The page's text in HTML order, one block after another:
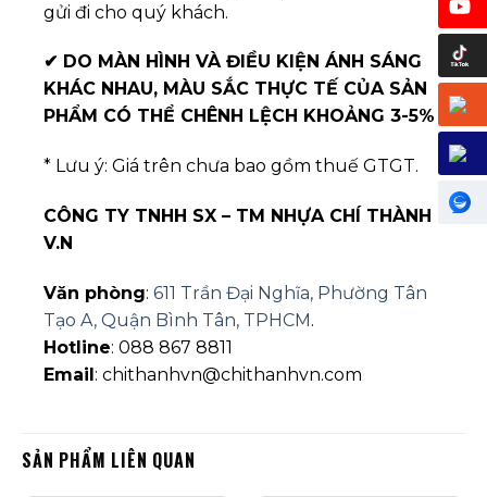
gửi đi cho quý khách.
✔ DO MÀN HÌNH VÀ ĐIỀU KIỆN ÁNH SÁNG
KHÁC NHAU, MÀU SẮC THỰC TẾ CỦA SẢN
PHẨM CÓ THỂ CHÊNH LỆCH KHOẢNG 3-5%
* Lưu ý: Giá trên chưa bao gồm thuế GTGT.
CÔNG TY TNHH SX – TM NHỰA CHÍ THÀNH
V.N
Văn phòng: 611 Trần Đại Nghĩa, Phường Tân
Tạo A, Quận Bình Tân, TPHCM.
Hotline: 088 867 8811
Email: chithanhvn@chithanhvn.com
SẢN PHẨM LIÊN QUAN